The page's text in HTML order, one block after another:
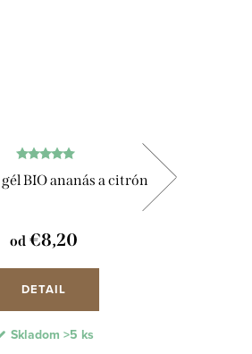
BIO ananás a citrón
od €8,20
DETAIL
Skladom >5 ks